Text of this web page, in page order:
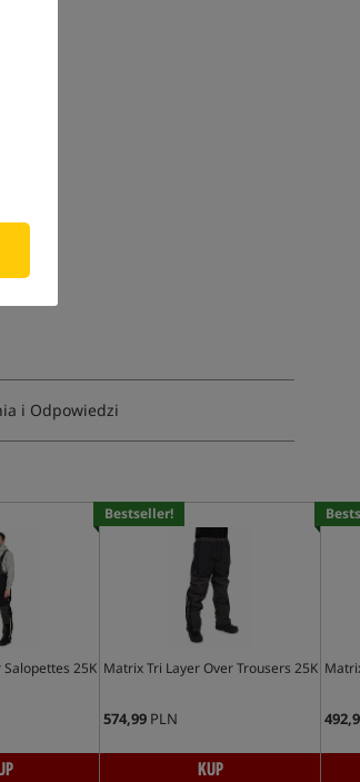
i Odpowiedzi
25K
Bestseller!
Matrix Tri Layer Over Trousers 25K
574,99PLN
KUP